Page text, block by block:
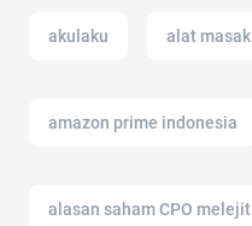
akulaku alat masak
amazon prime indonesia
alasan saham CPO melejit